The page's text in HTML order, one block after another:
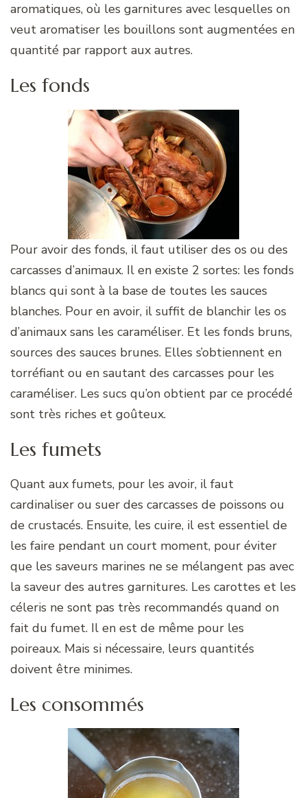
aromatiques, où les garnitures avec lesquelles on
veut aromatiser les bouillons sont augmentées en
quantité par rapport aux autres.
Les fonds
Pour avoir des fonds, il faut utiliser des os ou des
carcasses d’animaux. Il en existe 2 sortes: les fonds
blancs qui sont à la base de toutes les sauces
blanches. Pour en avoir, il suffit de blanchir les os
d’animaux sans les caraméliser. Et les fonds bruns,
sources des sauces brunes. Elles s’obtiennent en
torréfiant ou en sautant des carcasses pour les
caraméliser. Les sucs qu’on obtient par ce procédé
sont très riches et goûteux.
Les fumets
Quant aux fumets, pour les avoir, il faut
cardinaliser ou suer des carcasses de poissons ou
de crustacés. Ensuite, les cuire, il est essentiel de
les faire pendant un court moment, pour éviter
que les saveurs marines ne se mélangent pas avec
la saveur des autres garnitures. Les carottes et les
céleris ne sont pas très recommandés quand on
fait du fumet. Il en est de même pour les
poireaux. Mais si nécessaire, leurs quantités
doivent être minimes.
Les consommés